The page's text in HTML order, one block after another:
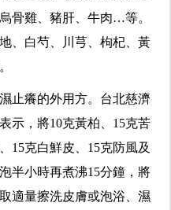
骨雞、豬肝、牛肉…等。
、白芍、川芎、枸杞、黃
止癢的外用方。台北慈濟
示，將10克黃柏、15克苦
15克白鮮皮、15克防風及
半小時再煮沸15分鐘，將
適量擦洗皮膚或泡浴、濕